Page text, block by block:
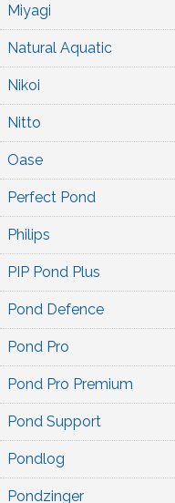
Miyagi
Natural Aquatic
Nikoi
Nitto
Oase
Perfect Pond
Philips
PIP Pond Plus
Pond Defence
Pond Pro
Pond Pro Premium
Pond Support
Pondlog
Pondzinger